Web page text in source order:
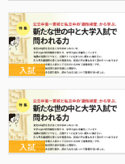
入試
入試